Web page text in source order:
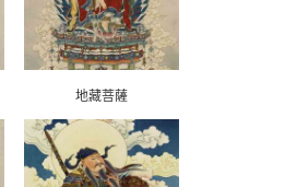
地藏菩薩